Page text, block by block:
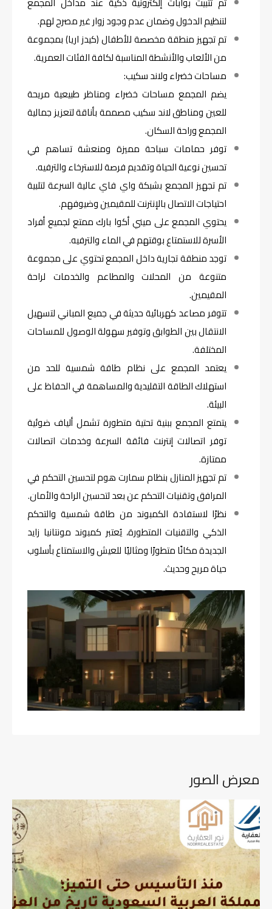
لتنظيم الدخول وضمان عدم وجود زوار غير مصرح لهم.
تم تجهيز منطقة مخصصة للأطفال (كيدز اريا) بمجموعة
من الألعاب والأنشطة المناسبة لكافة الفئات العمرية.
مساحات خضراء ولاند سكيب:
يضم المجمع مساحات خضراء ومناظر طبيعية مريحة
للعين ومناطق لاند سكيب مصممة بأناقة لتعزيز جمالية
المجمع وراحة السكان.
توفر حمامات سباحة مميزة ومنعشة تساهم في
تحسين نوعية الحياة وتقديم فرصة للاسترخاء والترفيه.
تم تجهيز المجمع بشبكة واي فاي عالية السرعة لتلبية
احتياجات الاتصال بالإنترنت للمقيمين وضيوفهم.
يحتوي المجمع على ميني أكوا بارك ممتع لجميع أفراد
الأسرة للاستمتاع بوقتهم في الماء والترفيه.
توجد منطقة تجارية داخل المجمع تحتوي على مجموعة
متنوعة من المحلات والمطاعم والخدمات لراحة
المقيمين.
تتوفر مصاعد كهربائية حديثة في جميع المباني لتسهيل
الانتقال بين الطوابق وتوفير سهولة الوصول للمساحات
المختلفة.
يعتمد المجمع على نظام طاقة شمسية للحد من
استهلاك الطاقة التقليدية والمساهمة في الحفاظ على
البيئة.
يتمتع المجمع ببنية تحتية متطورة تشمل ألياف ضوئية
توفر اتصالات إنترنت فائقة السرعة وخدمات اتصالات
ممتازة.
تم تجهيز المنازل بنظام سمارت هوم لتحسين التحكم في
المرافق وتقنيات التحكم عن بعد لتحسين الراحة والأمان.
نظرًا لاستفادة الكمبوند من طاقة شمسية والتحكم
الذكي والتقنيات المتطورة، يُعتبر كمبوند مونتانيا زايد
الجديدة مكانًا متطورًا ومثاليًا للعيش والاستمتاع بأسلوب
حياة مريح وحديث.
معرض الصور